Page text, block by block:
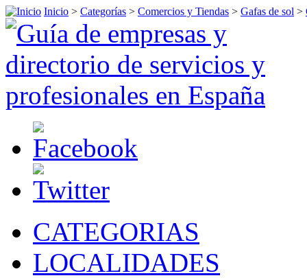
Inicio > Categorías > Comercios y Tiendas > Gafas de sol >
CATEGORIAS
LOCALIDADES